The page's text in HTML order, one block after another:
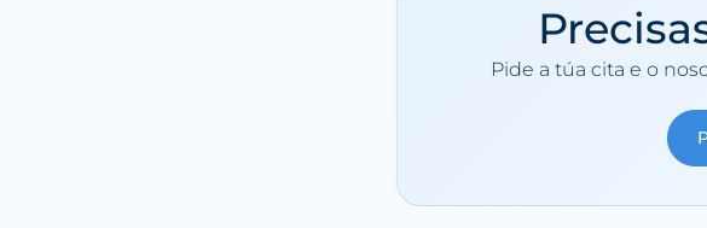
Pide a túa cita e o